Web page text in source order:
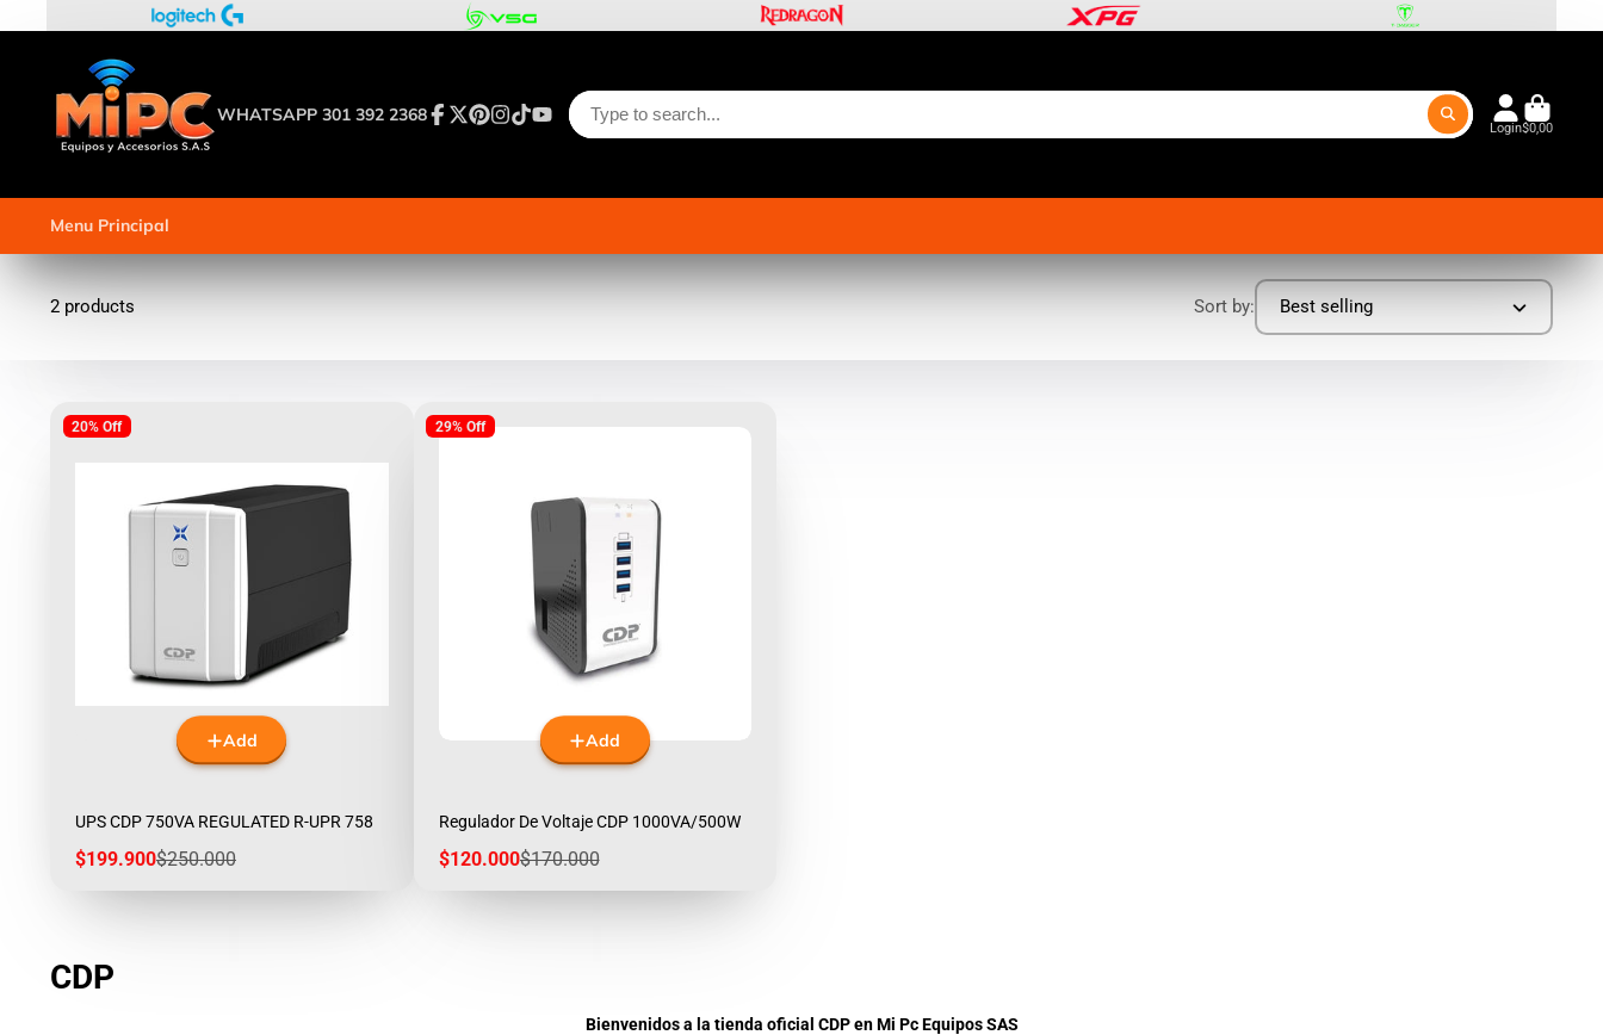
WHATSAPP 301 392 2368
YouTube Login$0,00
Menu Principal
2 products Sort by: Best selling
20% Off
Add
UPS CDP 750VA REGULATED R-UPR 758
Sale
$199.900Regular
$250.000
29% Off
Add
Regulador De Voltaje CDP 1000VA/500W
Sale
$120.000Regular
$170.000
CDP
Bienvenidos a la tienda oficial CDP en Mi Pc Equipos SAS